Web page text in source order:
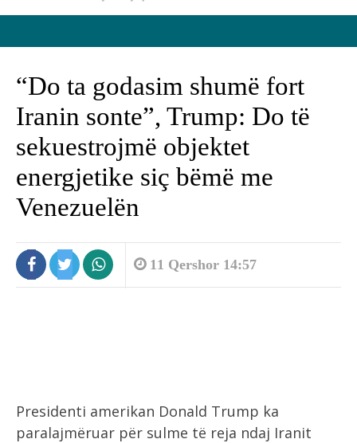
“Do ta godasim shumë fort
Iranin sonte”, Trump: Do të
sekuestrojmë objektet
energjetike siç bëmë me
Venezuelën
11 Qershor 14:57
Presidenti amerikan Donald Trump ka
paralajmëruar për sulme të reja ndaj Iranit